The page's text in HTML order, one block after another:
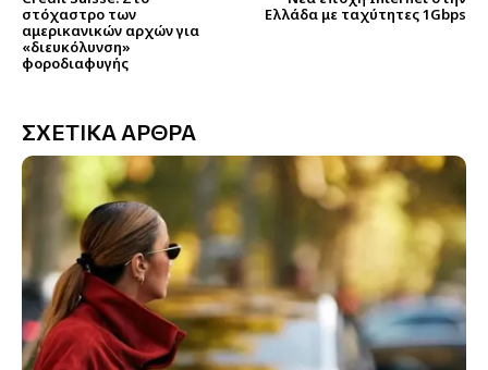
στόχαστρο των
αμερικανικών αρχών για
«διευκόλυνση»
φοροδιαφυγής
Ελλάδα με ταχύτητες 1Gbps
ΣΧΕΤΙΚΑ ΑΡΘΡΑ